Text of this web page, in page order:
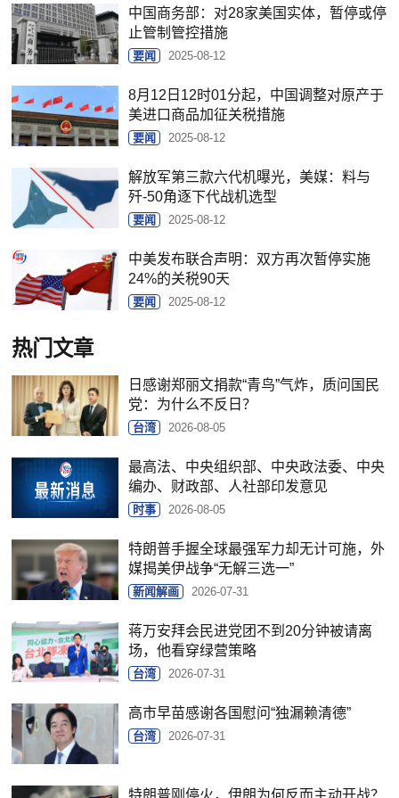
中国商务部：对28家美国实体，暂停或停
止管制管控措施
要闻 2025-08-12
8月12日12时01分起，中国调整对原产于
美进口商品加征关税措施
要闻 2025-08-12
解放军第三款六代机曝光，美媒：料与
歼-50角逐下代战机选型
要闻 2025-08-12
中美发布联合声明：双方再次暂停实施
24%的关税90天
要闻 2025-08-12
热门文章
日感谢郑丽文捐款“青鸟”气炸，质问国民
党：为什么不反日？
台湾 2026-08-05
最高法、中央组织部、中央政法委、中央
编办、财政部、人社部印发意见
时事 2026-08-05
特朗普手握全球最强军力却无计可施，外
媒揭美伊战争“无解三选一”
新闻解画 2026-07-31
蒋万安拜会民进党团不到20分钟被请离
场，他看穿绿营策略
台湾 2026-07-31
高市早苗感谢各国慰问“独漏赖清德”
台湾 2026-07-31
特朗普刚停火，伊朗为何反而主动开战？